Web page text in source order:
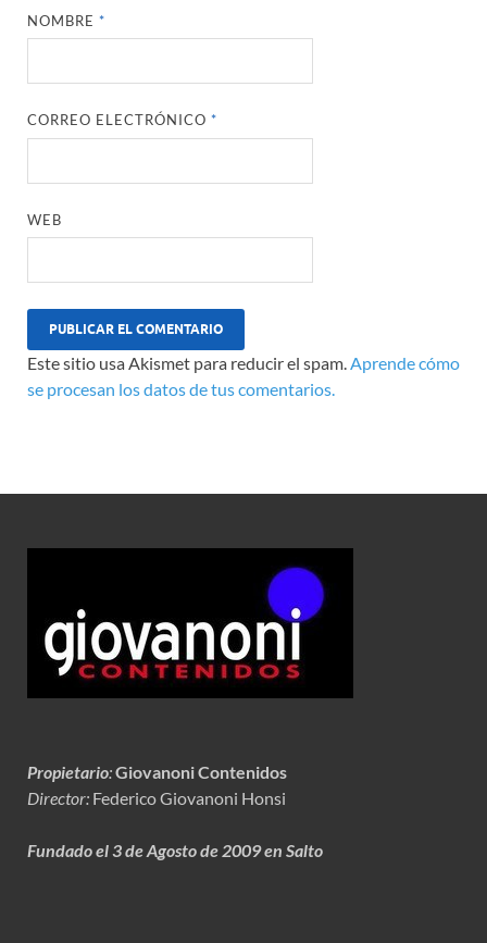
NOMBRE*
CORREO ELECTRÓNICO*
WEB
Este sitio usa Akismet para reducir el spam.Aprende cómo
se procesan los datos de tus comentarios.
Propietario:Giovanoni Contenidos
Director: Federico Giovanoni Honsi
Fundado el 3 de Agosto de 2009 en Salto